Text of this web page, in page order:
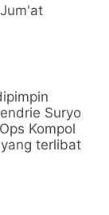
Suryo
Kompol
terlibat